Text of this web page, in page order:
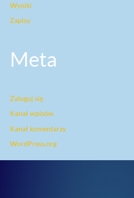
Wyniki
Zapisy
Meta
Zaloguj się
Kanał wpisów
Kanał komentarzy
WordPress.org